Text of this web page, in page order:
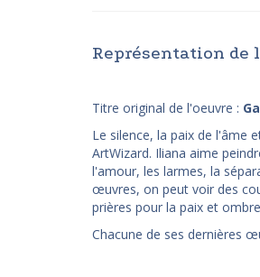
Représentation de
Titre original de l'oeuvre :
Le silence, la paix de l'âme
ArtWizard. Iliana aime
l'amour, les larmes, la
œuvres, on peut voir des
prières pour la paix et
Chacune de ses dernières